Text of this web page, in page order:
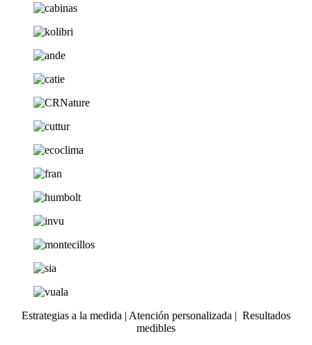
Estrategias a la medida | Atención personalizada | Resultados
medibles